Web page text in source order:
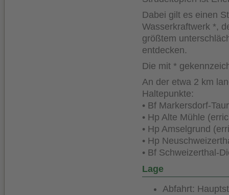
Dabei gilt es einen
Wasserkraftwerk *,
größtem
entdecken.
Die mit *
An der etwa 2 km
Haltepunkte:
• Bf Markersdorf-
• Hp Alte Mühle
• Hp Amselgrund
• Hp
• Bf Schweizerthal-
Lage
Abfahrt: